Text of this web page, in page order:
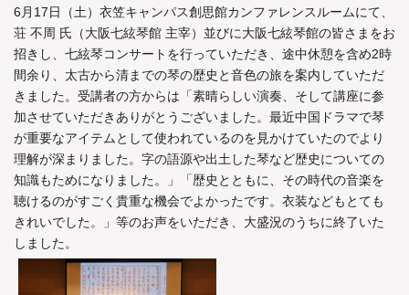
6月17日（土）衣笠キャンパス創思館カンファレンスルームにて、
荘 不周 氏（大阪七絃琴館 主宰）並びに大阪七絃琴館の皆さまをお
招きし、七絃琴コンサートを行っていただき、途中休憩を含め2時
間余り、太古から清までの琴の歴史と音色の旅を案内していただ
きました。受講者の方からは「素晴らしい演奏、そして講座に参
加させていただきありがとうございました。最近中国ドラマで琴
が重要なアイテムとして使われているのを見かけていたのでより
理解が深まりました。字の語源や出土した琴など歴史についての
知識もためになりました。」「歴史とともに、その時代の音楽を
聴けるのがすごく貴重な機会でよかったです。衣装などもとても
きれいでした。」等のお声をいただき、大盛況のうちに終了いた
しました。